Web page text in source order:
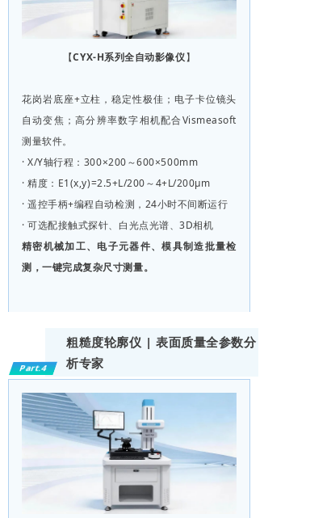
【CYX-H系列全自动影像仪】
花岗岩底座+立柱，稳定性极佳；电子卡位镜头
自动变焦；高分辨率数字相机配合Vismeasoft
测量软件。
· X/Y轴行程：300×200～600×500mm
· 精度：E1(x,y)=2.5+L/200～4+L/200μm
· 遥控手柄+编程自动检测，24小时不间断运行
· 可选配接触式探针、白光点光谱、3D相机
精密机械加工、电子元器件、模具制造批量检
测，一键完成复杂尺寸测量。
Part.4
粗糙度轮廓仪 | 表面质量全参数分
析专家